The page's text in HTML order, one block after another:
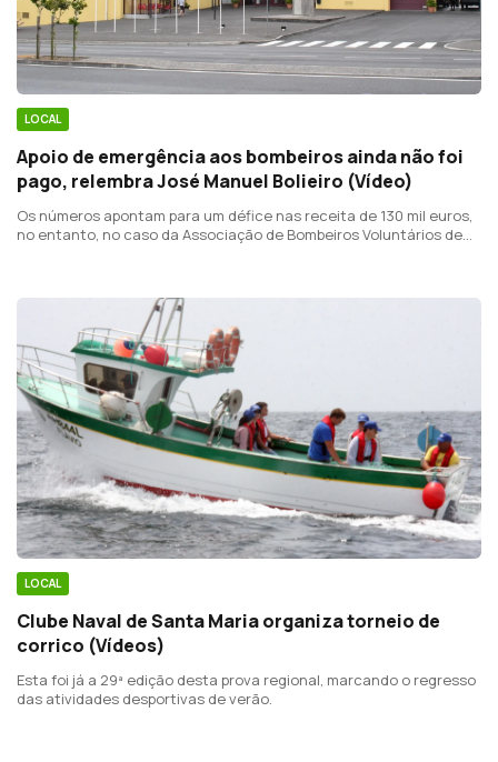
LOCAL
Apoio de emergência aos bombeiros ainda não foi
pago, relembra José Manuel Bolieiro (Vídeo)
Os números apontam para um défice nas receita de 130 mil euros,
no entanto, no caso da Associação de Bombeiros Voluntários de
LOCAL
Clube Naval de Santa Maria organiza torneio de
corrico (Vídeos)
Esta foi já a 29ª edição desta prova regional, marcando o regresso
das atividades desportivas de verão.